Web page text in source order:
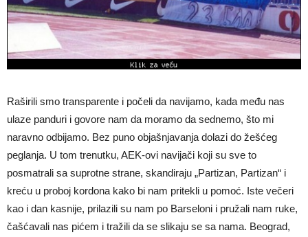
Raširili smo transparente i počeli da navijamo, kada među nas
ulaze panduri i govore nam da moramo da sednemo, što mi
naravno odbijamo. Bez puno objašnjavanja dolazi do žešćeg
peglanja. U tom trenutku, AEK-ovi navijači koji su sve to
posmatrali sa suprotne strane, skandiraju „Partizan, Partizan“ i
kreću u proboj kordona kako bi nam pritekli u pomoć. Iste večeri
kao i dan kasnije, prilazili su nam po Barseloni i pružali nam ruke,
čašćavali nas pićem i tražili da se slikaju se sa nama. Beograd,